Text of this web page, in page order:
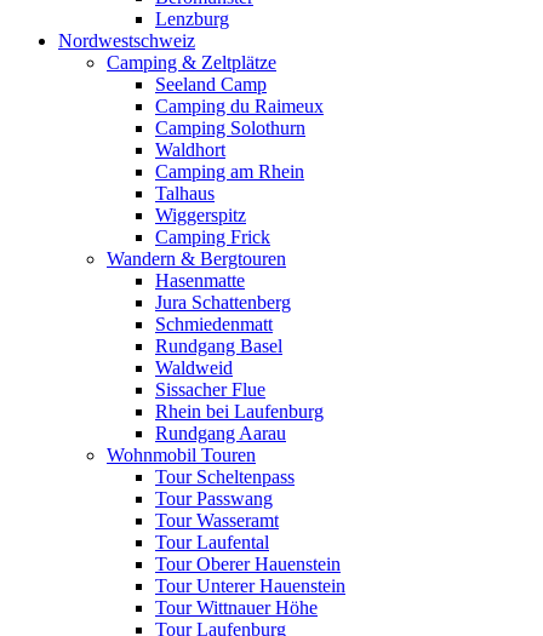
Lenzburg
Nordwestschweiz
Camping & Zeltplätze
Seeland Camp
Camping du Raimeux
Camping Solothurn
Waldhort
Camping am Rhein
Talhaus
Wiggerspitz
Camping Frick
Wandern & Bergtouren
Hasenmatte
Jura Schattenberg
Schmiedenmatt
Rundgang Basel
Waldweid
Sissacher Flue
Rhein bei Laufenburg
Rundgang Aarau
Wohnmobil Touren
Tour Scheltenpass
Tour Passwang
Tour Wasseramt
Tour Laufental
Tour Oberer Hauenstein
Tour Unterer Hauenstein
Tour Wittnauer Höhe
Tour Laufenburg